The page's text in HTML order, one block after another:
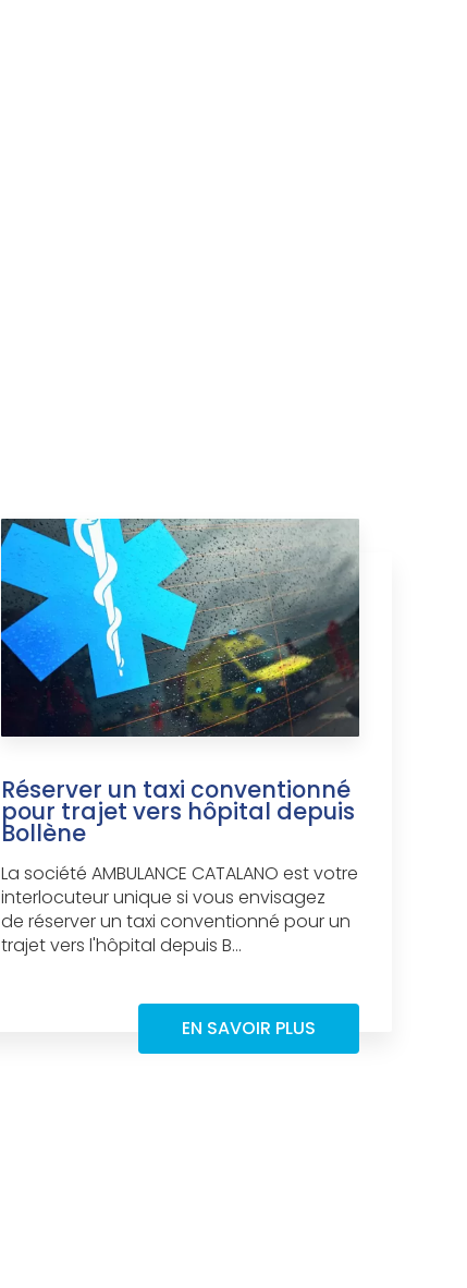
Réserver un taxi conventionné
pour trajet vers hôpital depuis
Bollène
La société AMBULANCE CATALANO est votre
interlocuteur unique si vous envisagez
de réserver un taxi conventionné pour un
trajet vers l'hôpital depuis B...
EN SAVOIR PLUS